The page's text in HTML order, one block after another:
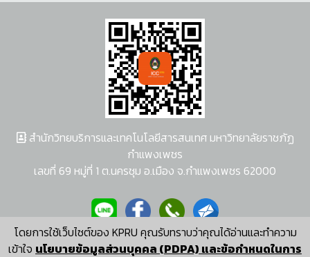
โดยการใช้เว็บไซต์ของ KPRU คุณรับทราบว่าคุณได้อ่านและทำความ
เข้าใจ นโยบายข้อมูลส่วนบุคคล (PDPA) และข้อกำหนดในการ
สำนักวิทยบริการและเทคโนโลยีสารสนเทศ มหาวิทยาลัยราชภัฏ
กำแพงเพชร
เลขที่ 69 หมู่ที่ 1 ต.นครชุม อ.เมือง จ.กำแพงเพชร 62000
ผู้พัฒนาระบบ อนุชา พวงผกา